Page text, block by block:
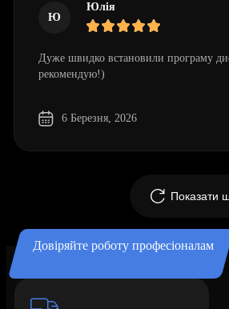
Ю
Юлія
Дуже швидко встановили програму
рекомендую!)
6 Березня, 2026
Показати
Довіряйте роботу професіоналам